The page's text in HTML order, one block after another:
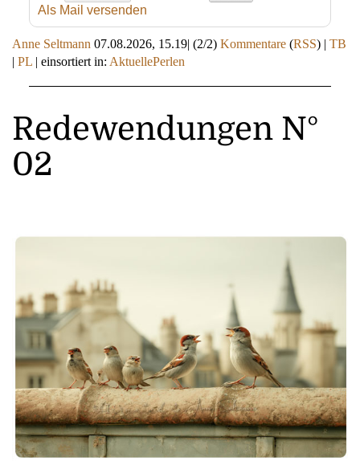
Als Mail versenden
Anne Seltmann 07.08.2026, 15.19 (2/2) Kommentare (RSS) | TB
PL einsortiert in: AktuellePerlen
Redewendungen N°
02